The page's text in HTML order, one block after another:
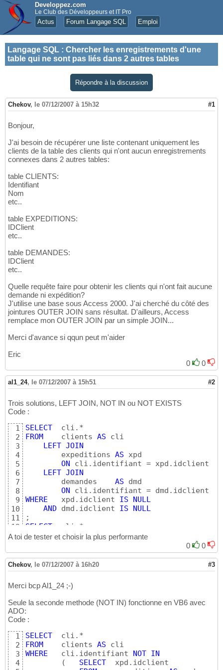
Developpez.com
Le Club des Développeurs et IT Pro
Actus Forum Langage SQL Emploi
Langage SQL : Chercher les enregistrements d'une
table qui ne sont pas liés dans 2 autres tables
Répondre à la discussion
Chekov, le 07/12/2007 à 15h32 #1
Bonjour,
J'ai besoin de récupérer une liste contenant uniquement les
clients de la table des clients qui n'ont aucun enregistrements
connexes dans 2 autres tables:
table CLIENTS:
Identifiant
Nom
etc..
table EXPEDITIONS:
IDClient
etc..
table DEMANDES:
IDClient
etc..
Quelle requête faire pour obtenir les clients qui n'ont fait aucune
demande ni expédition?
J'utilise une base sous Access 2000. J'ai cherché du côté des
jointures OUTER JOIN sans résultat. D'ailleurs, Access
remplace mon OUTER JOIN par un simple JOIN...
Merci d'avance si qqun peut m'aider
Eric
0
0
al1_24, le 07/12/2007 à 15h51 #2
Trois solutions, LEFT JOIN, NOT IN ou NOT EXISTS
Code :
1
2
3
4
5
6
7
8
9
10
11
12
13
15
16
17
18
19
20
21
22
24
25
26
27
SELECT
FROM
    clients
AS cli
LEFT JOIN
        expeditions
AS xpd
ON
cli.identifiant = xpd.idclient
LEFT JOIN
        demandes
AS dmd
ON
WHERE
   xpd.idclient
IS
NULL
AND dmd.idclient IS
NULL
SELECT
FROM
    clients
AS
(
SELECT
  xpd.idclient
FROM
    expeditions
)
(
FROM
    demandes
AS xpd
)
FROM
    clients
WHERE
NOT
EXISTS
(
SELECT
0
FROM
    expeditions
A toi de tester et choisir la plus performante
0
0
Chekov, le 07/12/2007 à 16h20 #3
Merci bcp Al1_24 ;-)
Seule la seconde methode (NOT IN) fonctionne en VB6 avec
ADO:
Code :
1
2
3
4
SELECT
FROM
    clients
AS
WHERE
   cli.identifiant
NOT IN
(
SELECT
  xpd.idclient